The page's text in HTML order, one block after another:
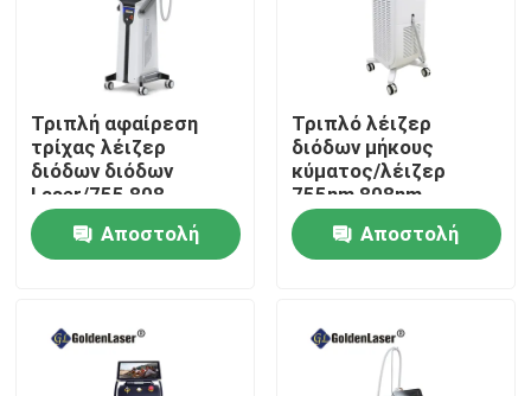
Σπίτι
Βίντεο
Τριπλή αφαίρεση
τρίχας λέιζερ
διόδων διόδων
Laser/755 808
1064nm μήκους
κύματοςΑποστολή
Τριπλό λέιζερ
διόδων μήκους
κύματος/λέιζερ
755nm 808nm
1064nm διόδων
Αποστολή